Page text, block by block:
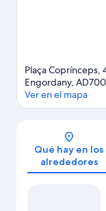
Plaça Coprínceps,
Engordany, AD700
Ver en el mapa
Qué hay en los
alrededores